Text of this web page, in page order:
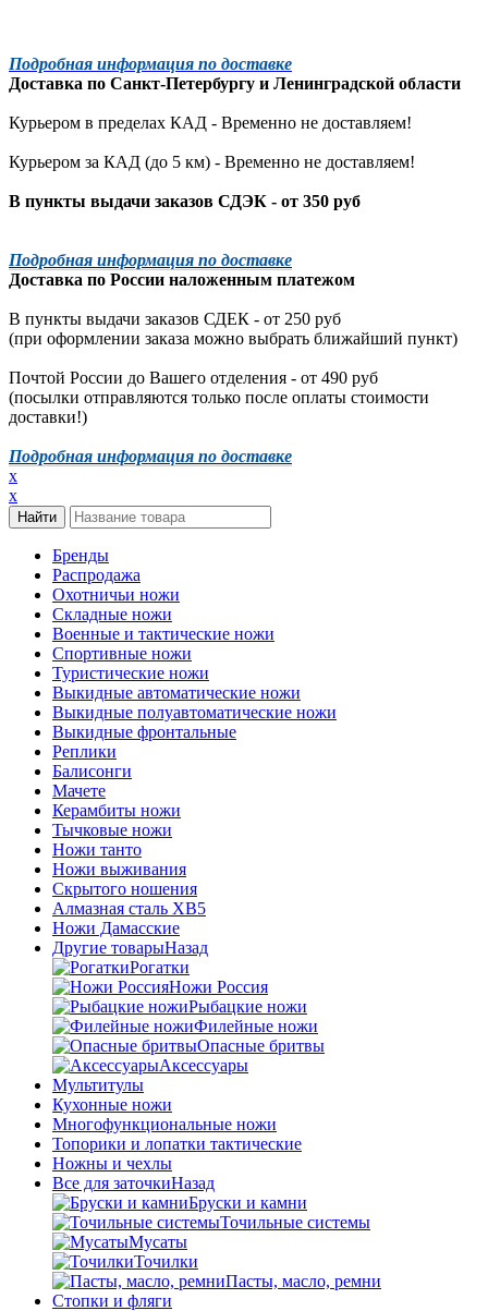
Подробная информация по доставке
Доставка по Санкт-Петербургу и Ленинградской области
Курьером в пределах КАД - Временно не доставляем!
Курьером за КАД (до 5 км) - Временно не доставляем!
В пункты выдачи заказов СДЭК - от 350 руб
Подробная информация по доставке
Доставка по России наложенным платежом
В пункты выдачи заказов СДЕК - от 250 руб
(при оформлении заказа можно выбрать ближайший пункт)
Почтой России до Вашего отделения - от 490 руб
(посылки отправляются только после оплаты стоимости
доставки!)
Подробная информация по доставке
x
x
Бренды
Распродажа
Охотничьи ножи
Складные ножи
Военные и тактические ножи
Спортивные ножи
Туристические ножи
Выкидные автоматические ножи
Выкидные полуавтоматические ножи
Выкидные фронтальные
Реплики
Балисонги
Мачете
Керамбиты ножи
Тычковые ножи
Ножи танто
Ножи выживания
Скрытого ношения
Алмазная сталь ХВ5
Ножи Дамасские
Другие товарыНазад
Рогатки
Ножи Россия
Рыбацкие ножи
Филейные ножи
Опасные бритвы
Аксессуары
Мультитулы
Кухонные ножи
Многофункциональные ножи
Топорики и лопатки тактические
Ножны и чехлы
Все для заточкиНазад
Бруски и камни
Точильные системы
Мусаты
Точилки
Пасты, масло, ремни
Стопки и фляги